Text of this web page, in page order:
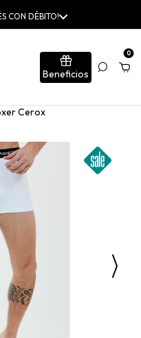
CON DÉBITO!
Beneficios
0
Cerox